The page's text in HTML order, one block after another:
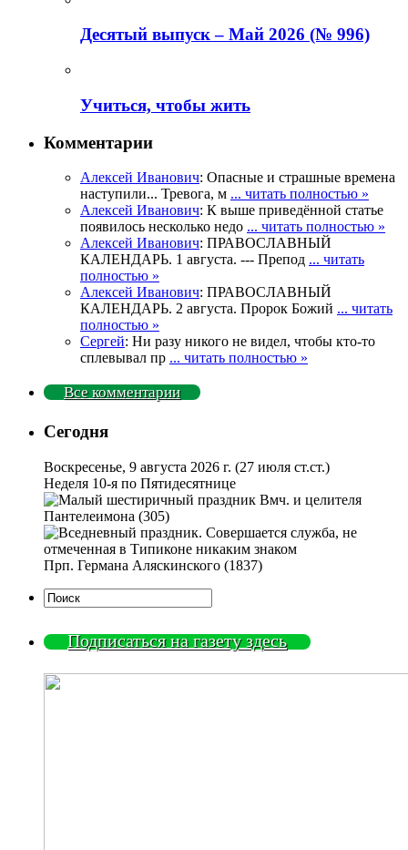
Деcятый выпуск – Май 2026 (№ 996)
Учиться, чтобы жить
Комментарии
Алексей Иванович: Опасные и страшные времена
наступили... Тревога, м ... читать полностью »
Алексей Иванович: К выше приведённой статье
появилось несколько недо ... читать полностью »
Алексей Иванович: ПРАВОСЛАВНЫЙ
КАЛЕНДАРЬ. 1 августа. --- Препод ... читать
полностью »
Алексей Иванович: ПРАВОСЛАВНЫЙ
КАЛЕНДАРЬ. 2 августа. Пророк Божий ... читать
полностью »
Сергей: Ни разу никого не видел, чтобы кто-то
сплевывал пр ... читать полностью »
Все комментарии
Сегодня
Воскресенье, 9 августа 2026 г. (27 июля ст.ст.)
Неделя 10-я по Пятидесятнице
Вмч. и целителя
Пантелеимона (305)
Прп. Германа Аляскинского (1837)
Подписаться на газету здесь